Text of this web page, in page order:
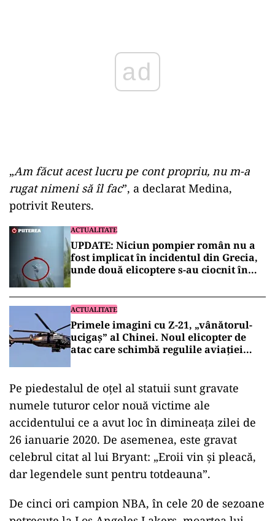
„Am făcut acest lucru pe cont propriu, nu m-a
rugat nimeni să îl fac”, a declarat Medina,
potrivit Reuters.
ACTUALITATE
UPDATE: Niciun pompier român nu a
fost implicat în incidentul din Grecia,
unde două elicoptere s-au ciocnit în
ACTUALITATE
Primele imagini cu Z-21, „vânătorul-
ucigaș” al Chinei. Noul elicopter de
atac care schimbă regulile aviației
Pe piedestalul de oțel al statuii sunt gravate
numele tuturor celor nouă victime ale
accidentului ce a avut loc în dimineața zilei de
26 ianuarie 2020. De asemenea, este gravat
celebrul citat al lui Bryant: „Eroii vin și pleacă,
dar legendele sunt pentru totdeauna”.
De cinci ori campion NBA, în cele 20 de sezoane